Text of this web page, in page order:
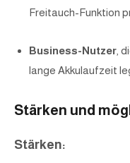
Freitauch-Funktion
Business-Nutzer ,
lange Akkulaufzeit
Stärken und
Stärken: